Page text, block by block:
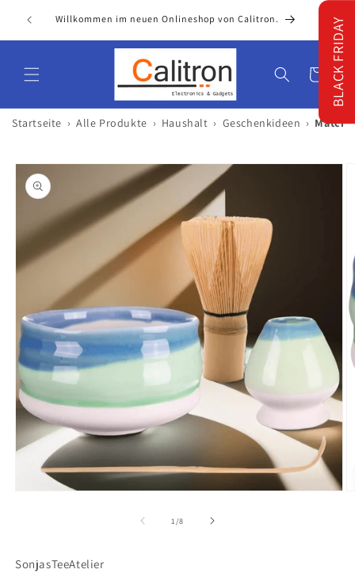
zum
Willkommen im neuen Onlineshop von Calitron.
Warenkorb
Startseite › Alle Produkte › Haushalt › Geschenkideen ›
1/von
8
SonjasTeeAtelier
BLACK FRIDAY